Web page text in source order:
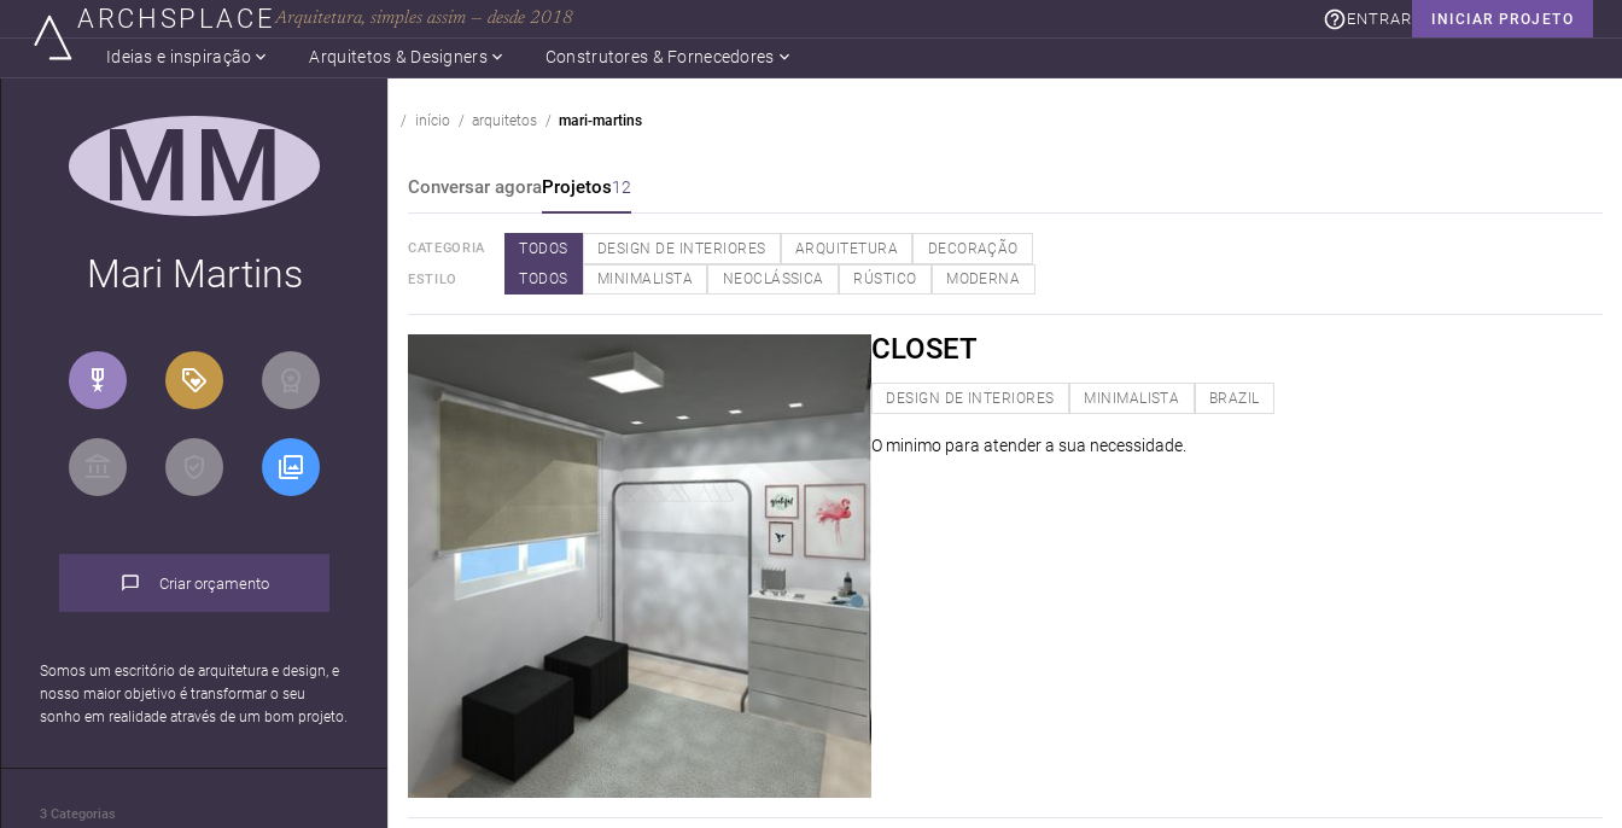
ARCHSPLACEArquitetura, simples assim — desde 2018 INICIAR PROJETO
ENTRAR
Ideias e inspiração Arquitetos & Designers Construtores & Fornecedores
MM
Mari Martins
Criar orçamento
Somos um escritório de arquitetura e design, e
nosso maior objetivo é transformar o seu
sonho em realidade através de um bom projeto.
3 Categorias
início arquitetos mari-martins
Conversar agoraProjetos12
CATEGORIA TODOS DESIGN DE INTERIORES ARQUITETURA DECORAÇÃO
ESTILO TODOS MINIMALISTA NEOCLÁSSICA RÚSTICO MODERNA
CLOSET
DESIGN DE INTERIORES MINIMALISTA BRAZIL
O minimo para atender a sua necessidade.